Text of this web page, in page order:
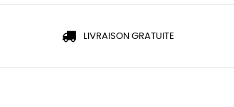
LIVRAISON GRATUITE